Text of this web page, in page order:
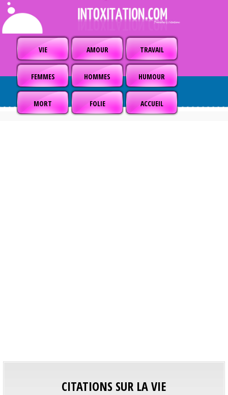
VIE AMOUR TRAVAIL
FEMMES HOMMES HUMOUR
MORT FOLIE ACCUEIL
CITATIONS SUR LA VIE